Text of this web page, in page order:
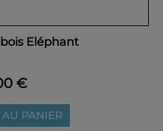
Eléphant
€
PANIER